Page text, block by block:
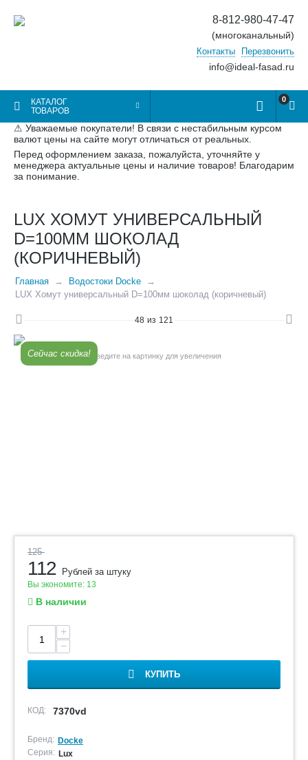
8-812-980-47-47
(многоканальный)
Контакты Перезвонить
info@ideal-fasad.ru
КАТАЛОГ
ТОВАРОВ
0
⚠ Уважаемые покупатели! В связи с нестабильным курсом
валют цены на сайте могут отличаться от реальных.
Перед оформлением заказа, пожалуйста, уточняйте у
менеджера актуальные цены и наличие товаров! Благодарим
за понимание.
LUX ХОМУТ УНИВЕРСАЛЬНЫЙ
D=100ММ ШОКОЛАД
(КОРИЧНЕВЫЙ)
Главная
Водостоки Docke
LUX Хомут универсальный D=100мм шоколад (коричневый)
48 из 121
Сейчас скидка!Наведите на картинку для увеличения
125
112 Рублей за штуку
Вы экономите: 13
В наличии
+
−
КУПИТЬ
КОД: 7370vd
Бренд: Docke
Серия: Lux